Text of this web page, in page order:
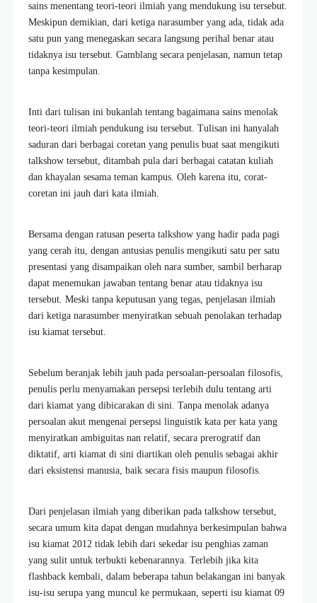
sains menentang teori-teori ilmiah yang mendukung isu tersebut.
Meskipun demikian, dari ketiga narasumber yang ada, tidak ada
satu pun yang menegaskan secara langsung perihal benar atau
tidaknya isu tersebut. Gamblang secara penjelasan, namun tetap
tanpa kesimpulan.
Inti dari tulisan ini bukanlah tentang bagaimana sains menolak
teori-teori ilmiah pendukung isu tersebut. Tulisan ini hanyalah
saduran dari berbagai coretan yang penulis buat saat mengikuti
talkshow tersebut, ditambah pula dari berbagai catatan kuliah
dan khayalan sesama teman kampus. Oleh karena itu, corat-
coretan ini jauh dari kata ilmiah.
Bersama dengan ratusan peserta talkshow yang hadir pada pagi
yang cerah itu, dengan antusias penulis mengikuti satu per satu
presentasi yang disampaikan oleh nara sumber, sambil berharap
dapat menemukan jawaban tentang benar atau tidaknya isu
tersebut. Meski tanpa keputusan yang tegas, penjelasan ilmiah
dari ketiga narasumber menyiratkan sebuah penolakan terhadap
isu kiamat tersebut.
Sebelum beranjak lebih jauh pada persoalan-persoalan filosofis,
penulis perlu menyamakan persepsi terlebih dulu tentang arti
dari kiamat yang dibicarakan di sini. Tanpa menolak adanya
persoalan akut mengenai persepsi linguistik kata per kata yang
menyiratkan ambiguitas nan relatif, secara prerogratif dan
diktatif, arti kiamat di sini diartikan oleh penulis sebagai akhir
dari eksistensi manusia, baik secara fisis maupun filosofis.
Dari penjelasan ilmiah yang diberikan pada talkshow tersebut,
secara umum kita dapat dengan mudahnya berkesimpulan bahwa
isu kiamat 2012 tidak lebih dari sekedar isu penghias zaman
yang sulit untuk terbukti kebenarannya. Terlebih jika kita
flashback kembali, dalam beberapa tahun belakangan ini banyak
isu-isu serupa yang muncul ke permukaan, seperti isu kiamat 09